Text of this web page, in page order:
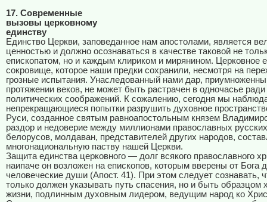
17. Современные
вызовы церковному
единству
Единство Церкви, заповеданное нам апостолами, является
ценностью и должно осознаваться в качестве таковой не
епископатом, но и каждым клириком и мирянином. Церковное
сокровище, которое наши предки сохранили, несмотря на
грозные испытания. Унаследованный нами дар,
протяжении веков, не может быть растрачен в одночасье
политических соображений. К сожалению, сегодня мы
непрекращающиеся попытки разрушить духовное
Руси, созданное святым равноапостольным князем
раздор и недоверие между миллионами православных
белорусов, молдаван, представителей других народов,
многонациональную паству нашей Церкви.
Защита единства церковного — долг всякого православного
наипаче он возложен на епископов, которым вверены от Бога
человеческие души (Апост. 41). При этом следует сознавать,
только должен указывать путь спасения, но и быть образцом
жизни, подлинным духовным лидером, ведущим народ ко